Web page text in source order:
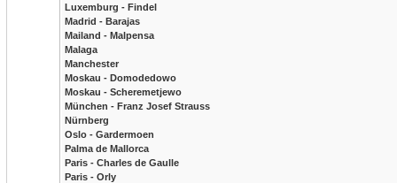
Luxemburg - Findel
Madrid - Barajas
Mailand - Malpensa
Malaga
Manchester
Moskau - Domodedowo
Moskau - Scheremetjewo
München - Franz Josef Strauss
Nürnberg
Oslo - Gardermoen
Palma de Mallorca
Paris - Charles de Gaulle
Paris - Orly